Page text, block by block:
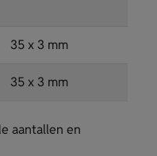
35 x 3 mm
35 x 3 mm
aantallen en